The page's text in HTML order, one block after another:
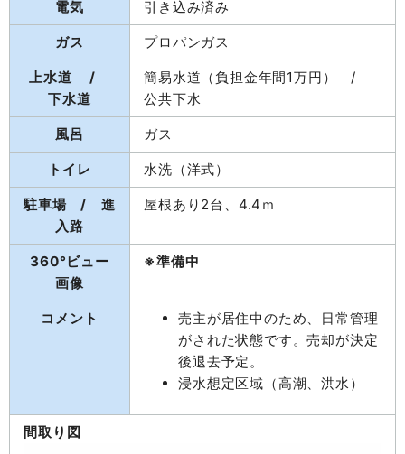
電気 引き込み済み
ガス プロパンガス
上水道 /
下水道
簡易水道（負担金年間1万円） /
公共下水
風呂 ガス
トイレ 水洗（洋式）
駐車場 / 進
入路
屋根あり2台、4.4ｍ
360°ビュー
画像
※準備中
コメント
売主が居住中のため、日常管理
がされた状態です。売却が決定
後退去予定。
浸水想定区域（高潮、洪水）
間取り図